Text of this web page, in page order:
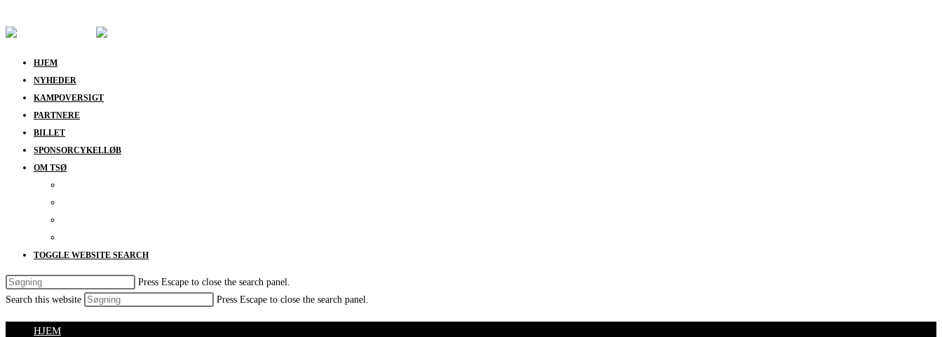
HJEM
NYHEDER
KAMPOVERSIGT
PARTNERE
BILLET
SPONSORCYKELLØB
OM TSØ
TOGGLE WEBSITE SEARCH
Press Escape to close the search panel.
Search this website
Press Escape to close the search panel.
HJEM